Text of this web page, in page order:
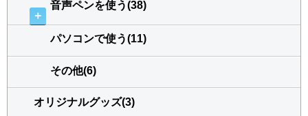
＋
音声ペンを使う(38)
パソコンで使う(11)
その他(6)
オリジナルグッズ(3)